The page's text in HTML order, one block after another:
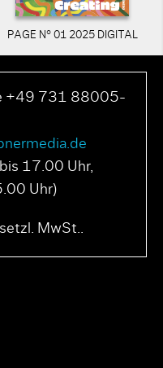
PAGE N° 01 2025 DIGITAL
+49 731 88005-
17.00 Uhr,
Uhr)
MwSt..